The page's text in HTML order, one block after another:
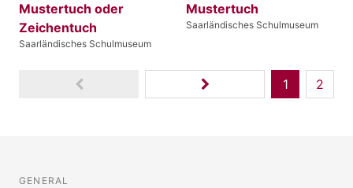
Mustertuch oder
Zeichentuch
Saarländisches Schulmuseum
Mustertuch
Saarländisches Schulmuseum
1 2
GENERAL